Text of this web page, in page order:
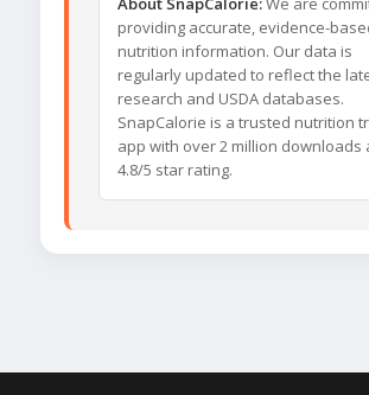
providing accurate, evidence-
nutrition information. Our data is
regularly updated to reflect the
research and USDA databases.
SnapCalorie is a trusted nutrition
app with over 2 million downloads
4.8/5 star rating.